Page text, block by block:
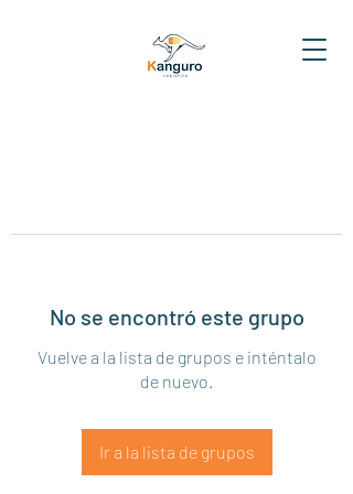
No se encontró este grupo
Vuelve a la lista de grupos e inténtalo
de nuevo.
Ir a la lista de grupos